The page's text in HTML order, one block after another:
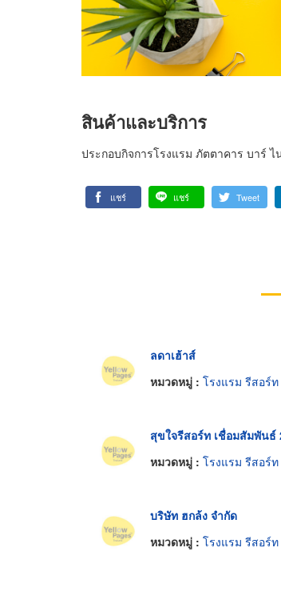
สินค้าและบริการ
ประกอบกิจการโรงแรม ภัตตาคาร บาร์
แชร์ แชร์ Tweet
ลดาเฮ้าส์
หมวดหมู่ : โรงแรม รีสอร์ท
สุขใจรีสอร์ท เชื่อมสัมพันธ์
หมวดหมู่ : โรงแรม รีสอร์ท
บริษัท ฮกล้ง จำกัด
หมวดหมู่ : โรงแรม รีสอร์ท